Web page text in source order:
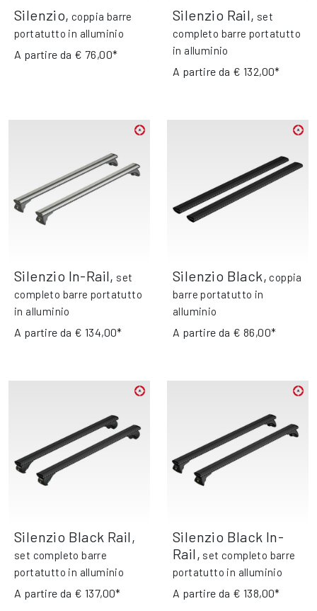
Silenzio, coppia barre
portatutto in alluminio
A partire da € 76,00*
Silenzio Rail, set
completo barre portatutto
in alluminio
A partire da € 132,00*
Silenzio In-Rail, set
completo barre portatutto
in alluminio
A partire da € 134,00*
Silenzio Black, coppia
barre portatutto in
alluminio
A partire da € 86,00*
Silenzio Black Rail,
set completo barre
portatutto in alluminio
A partire da € 137,00*
Silenzio Black In-
Rail, set completo barre
portatutto in alluminio
A partire da € 138,00*